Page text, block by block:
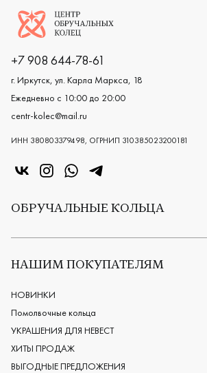
Логотип компании
+7 908 644-78-61
г. Иркутск, ул. Карла Маркса, 18
Ежедневно с 10:00 до 20:00
centr-kolec@mail.ru
ИНН 380803379498, ОГРНИП 310385023200181
«Центр колец» в VK
«Центр колец» в Instagram
«Центр колец» в Whatsapp
«Центр колец» в Telegram
ОБРУЧАЛЬНЫЕ КОЛЬЦА
Все обручальные кольца
Европейские обручальные кольца
Мужские обручальные кольца
Женские обручальные кольца
Обручальные кольца из платины
Дизайнерские обручальные кольца
Черные обручальные кольца
НАШИМ ПОКУПАТЕЛЯМ
НОВИНКИ
Помолвочные кольца
УКРАШЕНИЯ ДЛЯ НЕВЕСТ
ХИТЫ ПРОДАЖ
ВЫГОДНЫЕ ПРЕДЛОЖЕНИЯ